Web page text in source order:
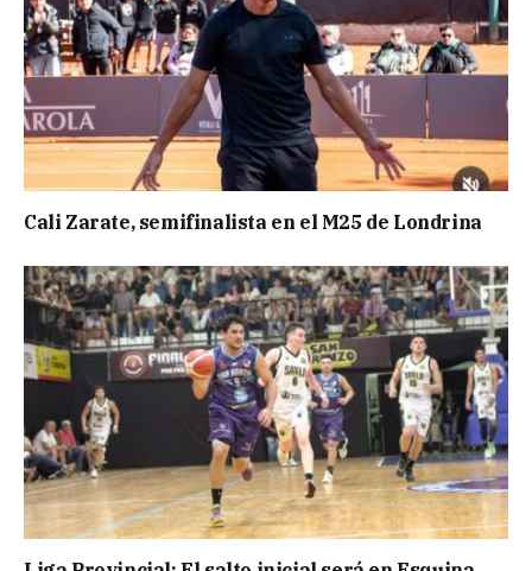
Cali Zarate, semifinalista en el M25 de Londrina